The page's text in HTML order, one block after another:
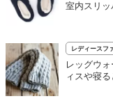
室内スリ
レディースフ
レッグウ
ィスや寝